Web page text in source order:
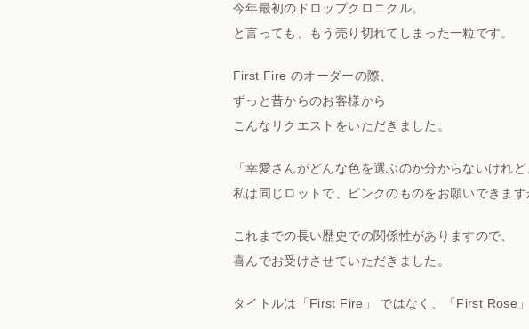
今年最初のドロップクロニクル。
と言っても、もう売り切れてしまった一粒です。
First Fire のオーダーの際、
ずっと昔からのお客様から
こんなリクエストをいただきました。
「幸愛さんがどんな色を選ぶのか分からないけれど
私は同じロットで、ピンクのものをお願いできます
これまでの長い歴史での関係性がありますので、
喜んでお受けさせていただきました。
タイトルは「First Fire」 ではなく、「First Rose」